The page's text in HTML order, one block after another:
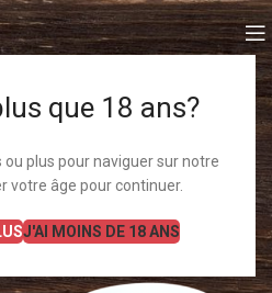
que 18 ans?
plus pour naviguer sur notre
votre âge pour continuer.
J'AI MOINS DE 18 ANS
d'avoir le choix !
l'Appli
de